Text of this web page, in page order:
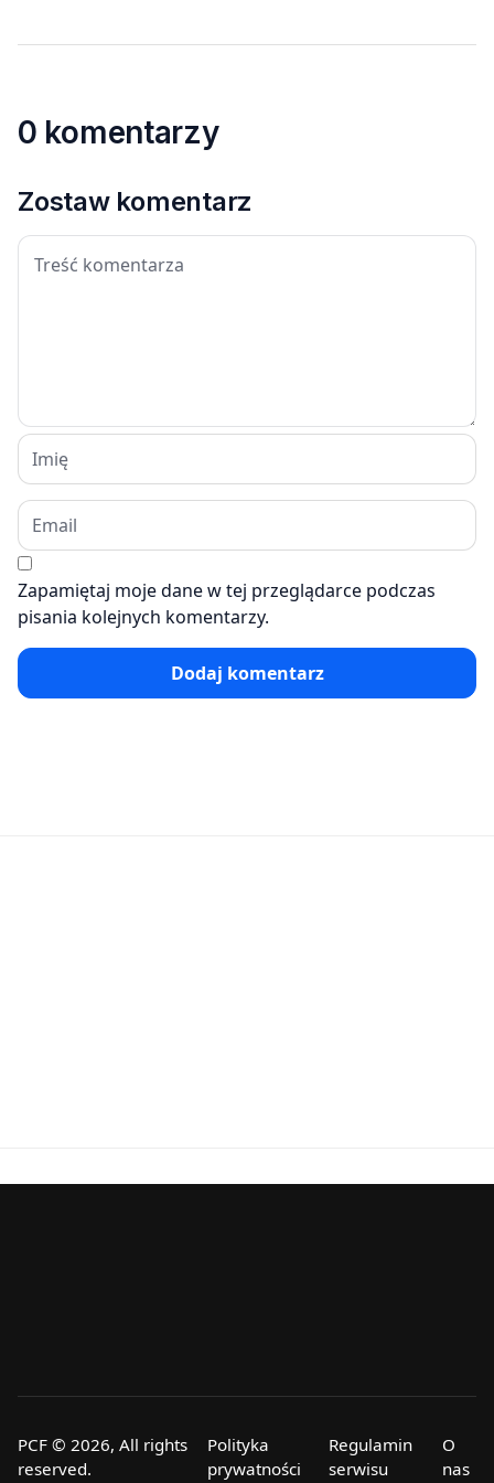
0 komentarzy
Zostaw komentarz
Zapamiętaj moje dane w tej przeglądarce podczas
pisania kolejnych komentarzy.
Dodaj komentarz
PCF © 2026, All rights
reserved.
Polityka
prywatności
Regulamin
serwisu
O
nas